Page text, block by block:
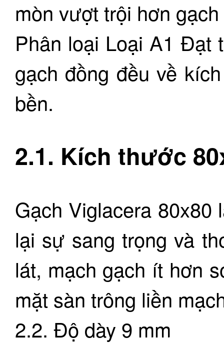
mòn vượt trội hơn
Phân loại Loại A1 Đạt
gạch đồng đều về
bền.
2.1. Kích thước
Gạch Viglacera 80x80
lại sự sang trọng và
lát, mạch gạch ít hơn
mặt sàn trông liền
2.2. Độ dày 9 mm